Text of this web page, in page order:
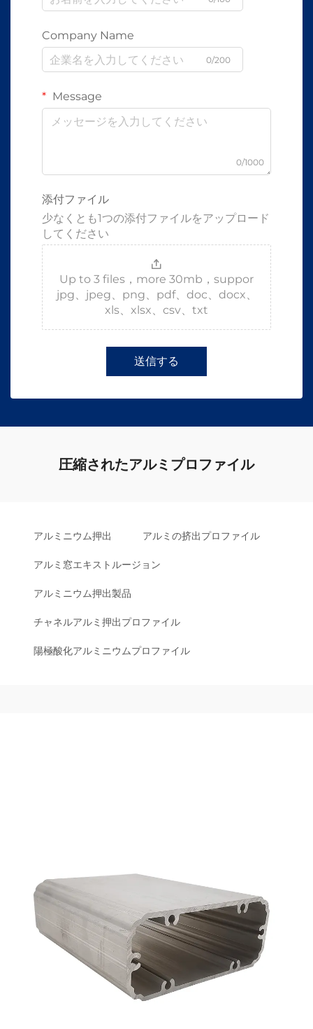
Company Name
0/200
Message
0/1000
添付ファイル
少なくとも1つの添付ファイルをアップロード
してください
Up to 3 files，more 30mb，suppor
jpg、jpeg、png、pdf、doc、docx、
xls、xlsx、csv、txt
送信する
圧縮されたアルミプロファイル
アルミニウム押出 アルミの挤出プロファイル
アルミ窓エキストルージョン
アルミニウム押出製品
チャネルアルミ押出プロファイル
陽極酸化アルミニウムプロファイル